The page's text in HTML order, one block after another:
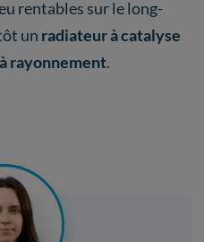
rentables sur le long-
un radiateur à catalyse
rayonnement.